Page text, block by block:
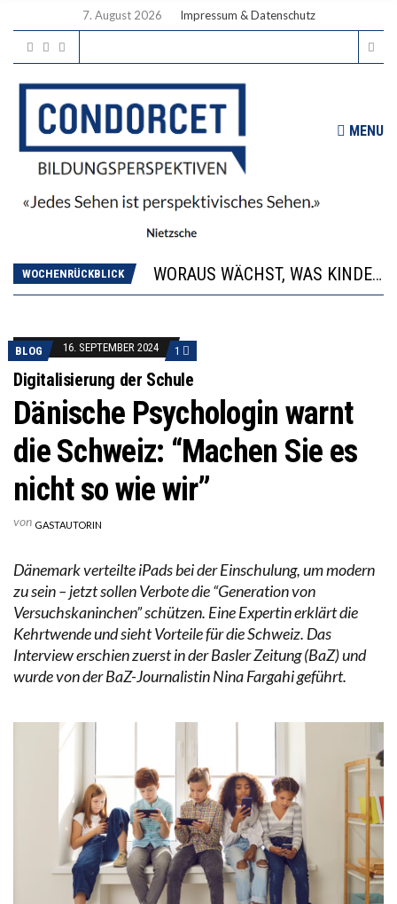
7. August 2026 Impressum & Datenschutz
MENU
WOCHENRÜCKBLICK
“WIR BEOBACHTEN EINEN REGELRECHTEN STURZFLUG BEI DEN LERNLEISTUNGEN”
DIE VERSTÄRKTE HARMONISIERUNG IM SCHULWESEN VERRINGERT DAS INNOVATIONSPOTENZIAL
BLOG 16. SEPTEMBER 2024 1
Digitalisierung der Schule
Dänische Psychologin warnt
die Schweiz: “Machen Sie es
nicht so wie wir”
von GASTAUTORIN
Dänemark verteilte iPads bei der Einschulung, um modern
zu sein – jetzt sollen Verbote die “Generation von
Versuchskaninchen” schützen. Eine Expertin erklärt die
Kehrtwende und sieht Vorteile für die Schweiz. Das
Interview erschien zuerst in der Basler Zeitung (BaZ) und
wurde von der BaZ-Journalistin Nina Fargahi geführt.